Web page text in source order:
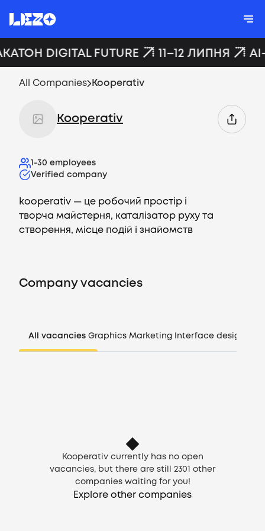
CV generator
DIGITAL FUTURE 11–12 ЛИПНЯ
All Companies Kooperativ
Kooperativ
1-30 employees
Verified company
kooperativ — це робочий простір і
творча майстерня, каталізатор руху та
створення, місце подій і знайомств
Company vacancies
All vacancies Graphics Marketing Interface design
Kooperativ currently has no open
vacancies, but there are still
2301
other
companies waiting for you!
Explore other companies